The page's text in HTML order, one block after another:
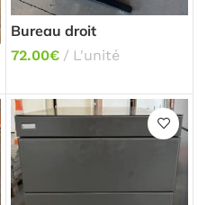
Bureau droit
72.00€ L'unité